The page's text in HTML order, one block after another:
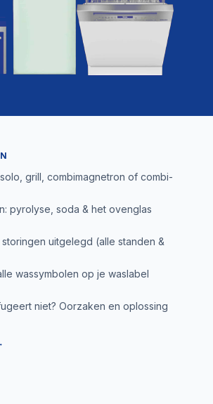
grill, combimagnetron of combi-
pyrolyse, soda & het ovenglas
uitgelegd (alle standen &
wassymbolen op je waslabel
niet? Oorzaken en oplossing